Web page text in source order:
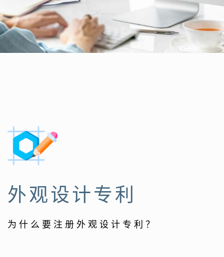
外观设计专利
为什么要注册外观设计专利？